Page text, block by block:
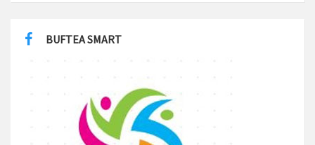
BUFTEA SMART